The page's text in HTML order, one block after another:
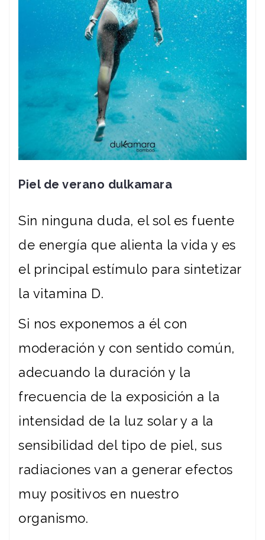
Piel de verano dulkamara
Sin ninguna duda, el sol es fuente
de energía que alienta la vida y es
el principal estímulo para sintetizar
la vitamina D.
Si nos exponemos a él con
moderación y con sentido común,
adecuando la duración y la
frecuencia de la exposición a la
intensidad de la luz solar y a la
sensibilidad del tipo de piel, sus
radiaciones van a generar efectos
muy positivos en nuestro
organismo.